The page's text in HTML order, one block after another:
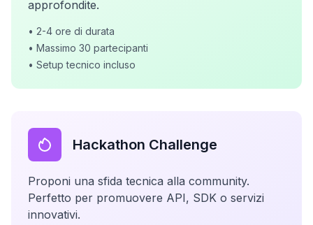
approfondite.
• 2-4 ore di durata
• Massimo 30 partecipanti
• Setup tecnico incluso
Hackathon Challenge
Proponi una sfida tecnica alla community.
Perfetto per promuovere API, SDK o servizi
innovativi.